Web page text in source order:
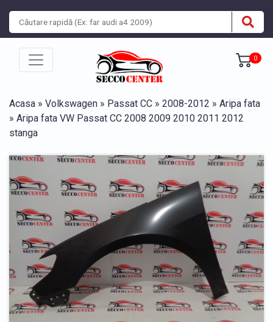
0
Acasa » Volkswagen » Passat CC » 2008-2012 » Aripa fata
» Aripa fata VW Passat CC 2008 2009 2010 2011 2012
stanga